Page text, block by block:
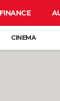
FINANCE
CINEMA